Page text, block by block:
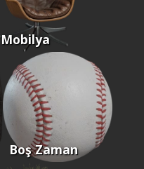
Mobilya
Boş Zaman